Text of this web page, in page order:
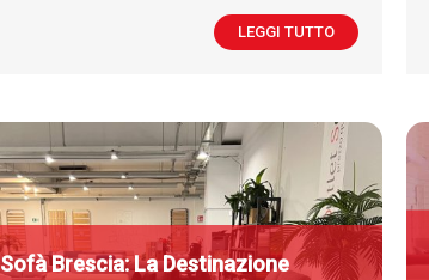
LEGGI TUTTO
Sofà Brescia: La Destinazione